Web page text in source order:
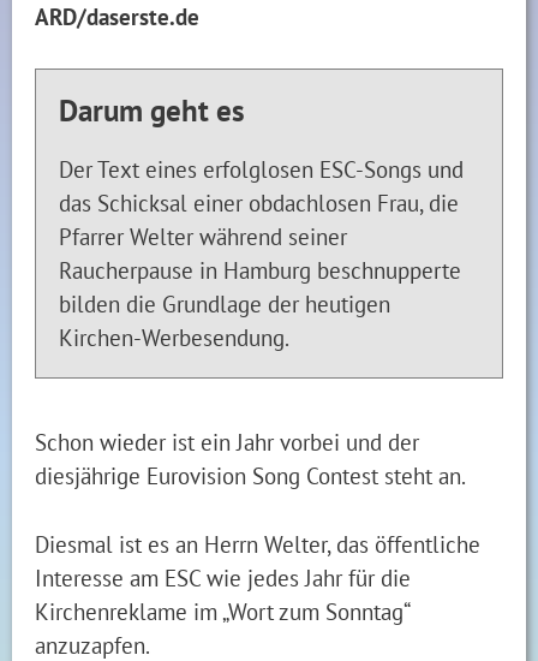
ARD/daserste.de
Darum geht es
Der Text eines erfolglosen ESC-Songs und
das Schicksal einer obdachlosen Frau, die
Pfarrer Welter während seiner
Raucherpause in Hamburg beschnupperte
bilden die Grundlage der heutigen
Kirchen-Werbesendung.
Schon wieder ist ein Jahr vorbei und der
diesjährige Eurovision Song Contest steht an.
Diesmal ist es an Herrn Welter, das öffentliche
Interesse am ESC wie jedes Jahr für die
Kirchenreklame im „Wort zum Sonntag“
anzuzapfen.